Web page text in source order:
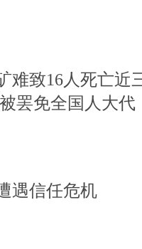
难致16人死亡近
罢免全国人大代
遇信任危机